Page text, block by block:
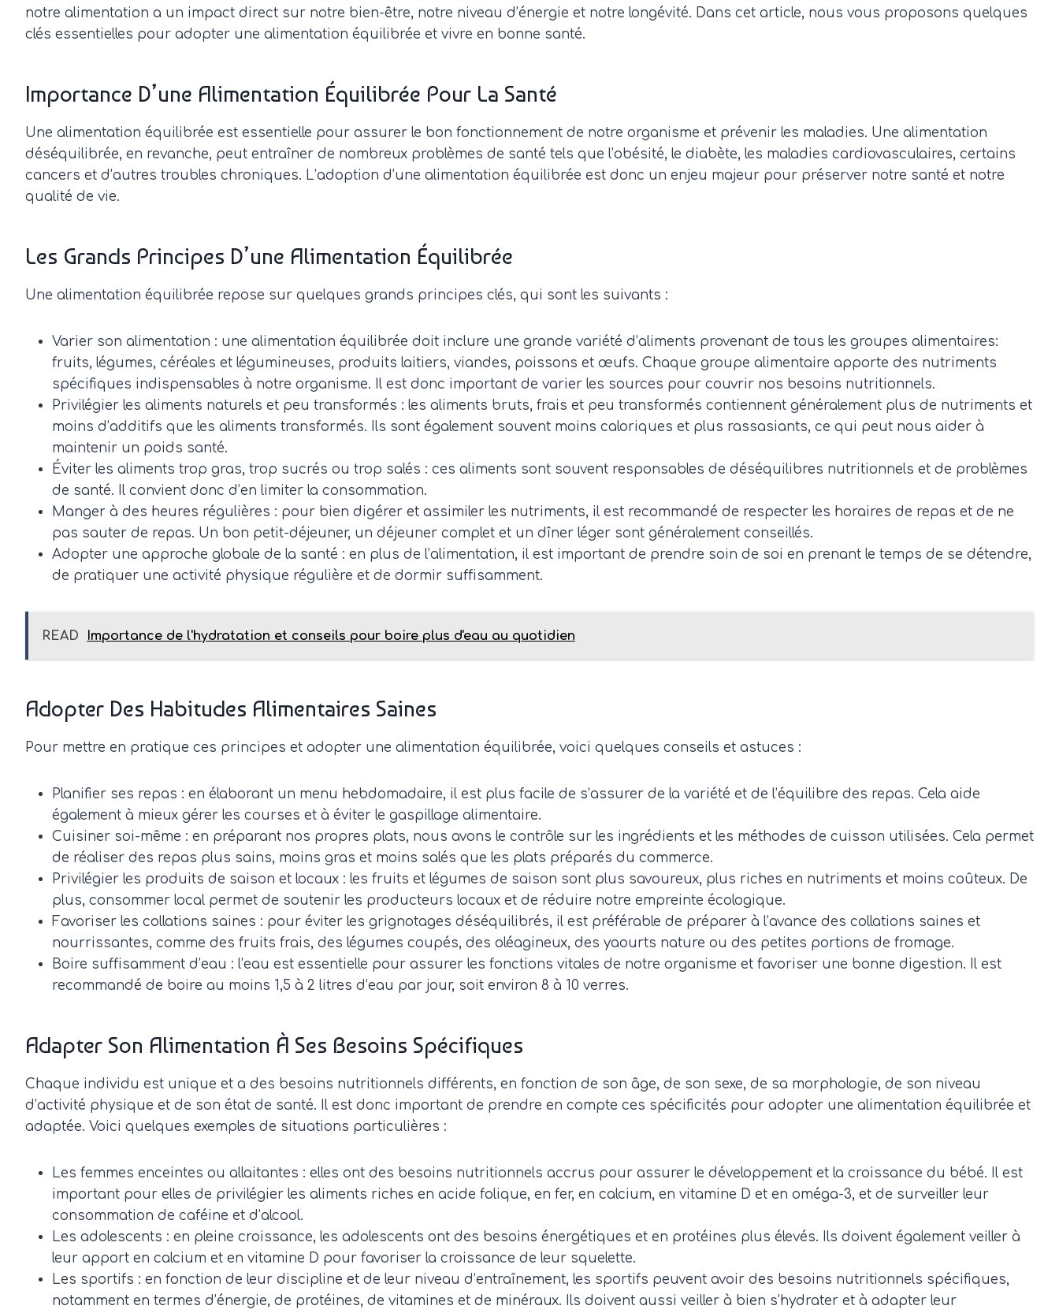
notre alimentation a un impact direct sur notre bien-être, notre niveau d’énergie et notre longévité. Dans cet article, nous vous proposons quelques
clés essentielles pour adopter une alimentation équilibrée et vivre en bonne santé.
Importance D’une Alimentation Équilibrée Pour La Santé
Une alimentation équilibrée est essentielle pour assurer le bon fonctionnement de notre organisme et prévenir les maladies. Une alimentation
déséquilibrée, en revanche, peut entraîner de nombreux problèmes de santé tels que l’obésité, le diabète, les maladies cardiovasculaires, certains
cancers et d’autres troubles chroniques. L’adoption d’une alimentation équilibrée est donc un enjeu majeur pour préserver notre santé et notre
qualité de vie.
Les Grands Principes D’une Alimentation Équilibrée
Une alimentation équilibrée repose sur quelques grands principes clés, qui sont les suivants :
Varier son alimentation : une alimentation équilibrée doit inclure une grande variété d’aliments provenant de tous les groupes alimentaires:
fruits, légumes, céréales et légumineuses, produits laitiers, viandes, poissons et œufs. Chaque groupe alimentaire apporte des nutriments
spécifiques indispensables à notre organisme. Il est donc important de varier les sources pour couvrir nos besoins nutritionnels.
Privilégier les aliments naturels et peu transformés : les aliments bruts, frais et peu transformés contiennent généralement plus de nutriments et
moins d’additifs que les aliments transformés. Ils sont également souvent moins caloriques et plus rassasiants, ce qui peut nous aider à
maintenir un poids santé.
Éviter les aliments trop gras, trop sucrés ou trop salés : ces aliments sont souvent responsables de déséquilibres nutritionnels et de problèmes
de santé. Il convient donc d’en limiter la consommation.
Manger à des heures régulières : pour bien digérer et assimiler les nutriments, il est recommandé de respecter les horaires de repas et de ne
pas sauter de repas. Un bon petit-déjeuner, un déjeuner complet et un dîner léger sont généralement conseillés.
Adopter une approche globale de la santé : en plus de l’alimentation, il est important de prendre soin de soi en prenant le temps de se détendre,
de pratiquer une activité physique régulière et de dormir suffisamment.
READ Importance de l'hydratation et conseils pour boire plus d'eau au quotidien
Adopter Des Habitudes Alimentaires Saines
Pour mettre en pratique ces principes et adopter une alimentation équilibrée, voici quelques conseils et astuces :
Planifier ses repas : en élaborant un menu hebdomadaire, il est plus facile de s’assurer de la variété et de l’équilibre des repas. Cela aide
également à mieux gérer les courses et à éviter le gaspillage alimentaire.
Cuisiner soi-même : en préparant nos propres plats, nous avons le contrôle sur les ingrédients et les méthodes de cuisson utilisées. Cela permet
de réaliser des repas plus sains, moins gras et moins salés que les plats préparés du commerce.
Privilégier les produits de saison et locaux : les fruits et légumes de saison sont plus savoureux, plus riches en nutriments et moins coûteux. De
plus, consommer local permet de soutenir les producteurs locaux et de réduire notre empreinte écologique.
Favoriser les collations saines : pour éviter les grignotages déséquilibrés, il est préférable de préparer à l’avance des collations saines et
nourrissantes, comme des fruits frais, des légumes coupés, des oléagineux, des yaourts nature ou des petites portions de fromage.
Boire suffisamment d’eau : l’eau est essentielle pour assurer les fonctions vitales de notre organisme et favoriser une bonne digestion. Il est
recommandé de boire au moins 1,5 à 2 litres d’eau par jour, soit environ 8 à 10 verres.
Adapter Son Alimentation À Ses Besoins Spécifiques
Chaque individu est unique et a des besoins nutritionnels différents, en fonction de son âge, de son sexe, de sa morphologie, de son niveau
d’activité physique et de son état de santé. Il est donc important de prendre en compte ces spécificités pour adopter une alimentation équilibrée et
adaptée. Voici quelques exemples de situations particulières :
Les femmes enceintes ou allaitantes : elles ont des besoins nutritionnels accrus pour assurer le développement et la croissance du bébé. Il est
important pour elles de privilégier les aliments riches en acide folique, en fer, en calcium, en vitamine D et en oméga-3, et de surveiller leur
consommation de caféine et d’alcool.
Les adolescents : en pleine croissance, les adolescents ont des besoins énergétiques et en protéines plus élevés. Ils doivent également veiller à
leur apport en calcium et en vitamine D pour favoriser la croissance de leur squelette.
Les sportifs : en fonction de leur discipline et de leur niveau d’entraînement, les sportifs peuvent avoir des besoins nutritionnels spécifiques,
notamment en termes d’énergie, de protéines, de vitamines et de minéraux. Ils doivent aussi veiller à bien s’hydrater et à adapter leur